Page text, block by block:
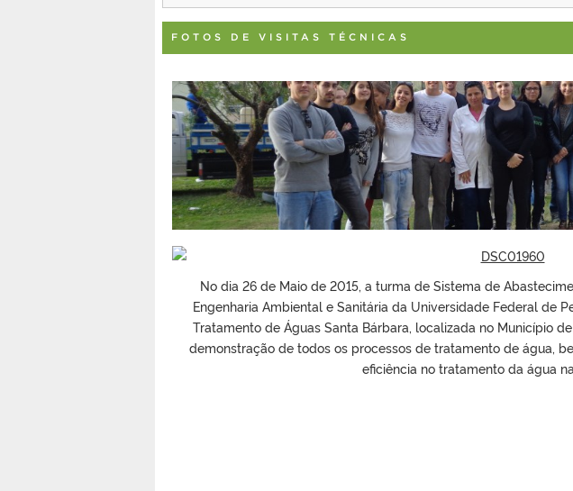
FOTOS DE VISITAS TÉCNICAS
No dia 26 de Maio de 2015, a turma de Sistema de
Engenharia Ambiental e Sanitária da Universidade Federal de
Tratamento de Águas Santa Bárbara, localizada no Município
demonstração de todos os processos de tratamento de água,
eficiência no tratamento da água